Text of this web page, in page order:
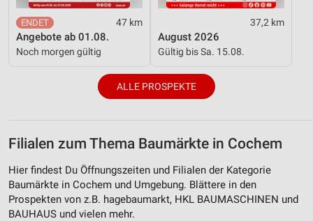
47 km
Angebote ab 01.08.
Noch morgen gültig
37,2 km
August 2026
Gültig bis Sa. 15.08.
ALLE PROSPEKTE
Filialen zum Thema Baumärkte in Cochem
Hier findest Du Öffnungszeiten und Filialen der Kategorie
Baumärkte in Cochem und Umgebung. Blättere in den
Prospekten von z.B. hagebaumarkt, HKL BAUMASCHINEN und
BAUHAUS und vielen mehr.